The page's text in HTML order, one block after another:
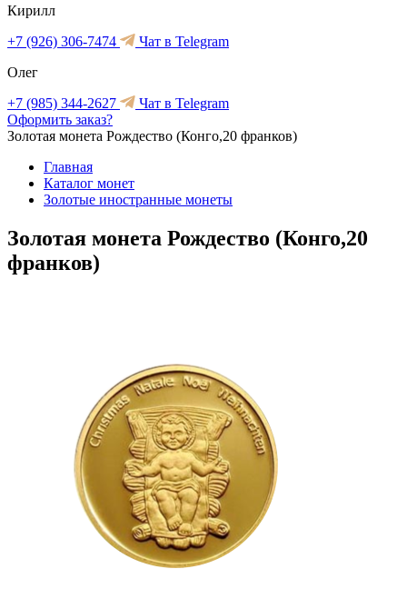
Кирилл
+7 (926) 306-7474
Чат в Telegram
Олег
+7 (985) 344-2627
Чат в Telegram
Оформить заказ?
Золотая монета Рождество (Конго,20 франков)
Главная
Каталог монет
Золотые иностранные монеты
Золотая монета Рождество (Конго,20
франков)